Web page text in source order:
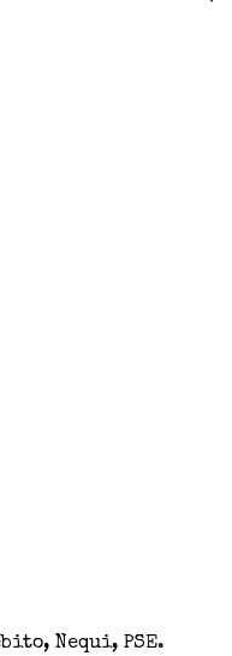
Nequi, PSE.